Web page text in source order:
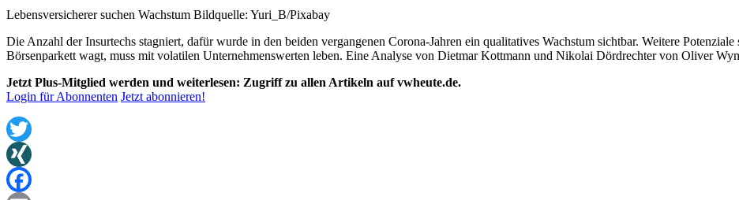
Lebensversicherer suchen Wachstum Bildquelle: Yuri_B/Pixabay
Die Anzahl der Insurtechs stagniert, dafür wurde in den beiden vergangenen Corona-Jahren ein qualitatives Wachstum sichtbar. Weitere
Börsenparkett wagt, muss mit volatilen Unternehmenswerten leben. Eine Analyse von Dietmar Kottmann und Nikolai Dördrechter von Oliver
Jetzt Plus-Mitglied werden und weiterlesen: Zugriff zu allen Artikeln auf vwheute.de.
Login für Abonnenten Jetzt abonnieren!
Twitter
XING